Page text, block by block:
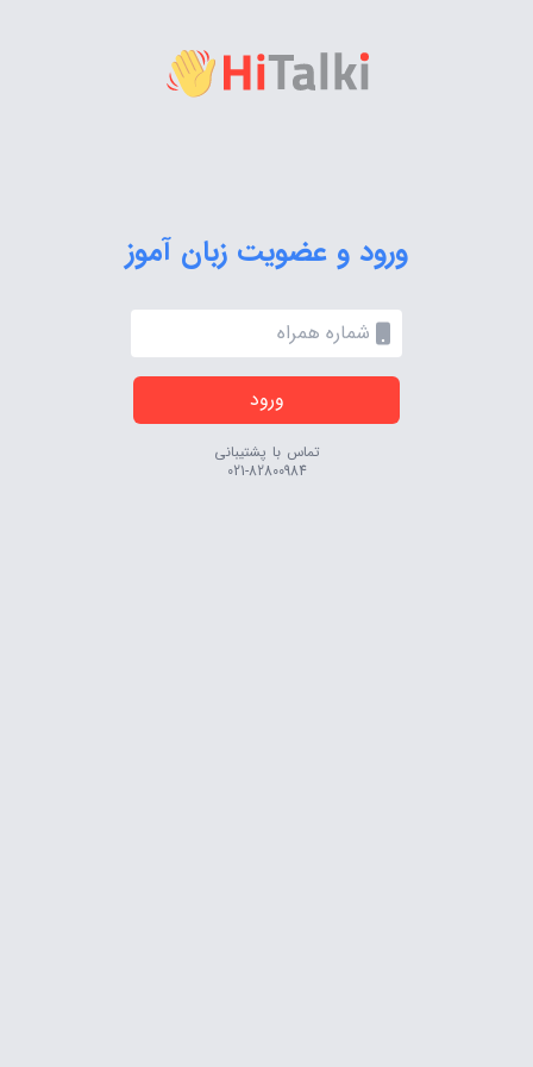
ورود و عضویت زبان آموز
ورود
تماس با پشتیبانی
021-82800984